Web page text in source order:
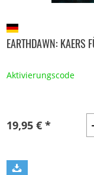
EARTHDAWN: KAERS
Aktivierungscode
19,95 € *